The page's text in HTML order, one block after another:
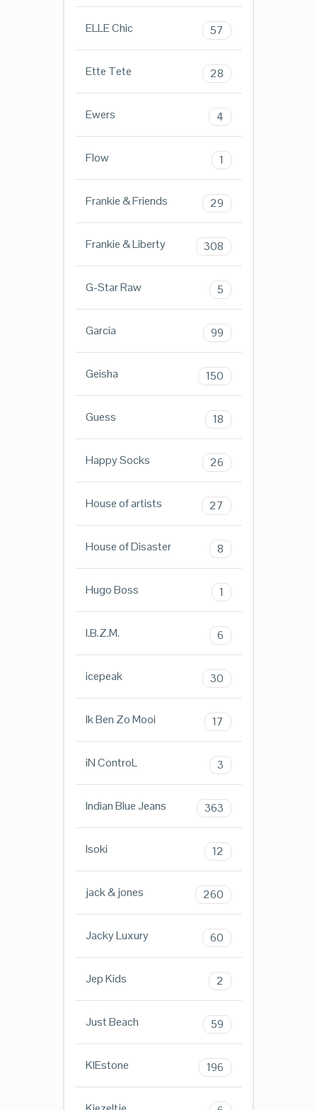
ELLE Chic 57
Ette Tete 28
Ewers 4
Flow 1
Frankie & Friends 29
Frankie & Liberty 308
G-Star Raw 5
Garcia 99
Geisha 150
Guess 18
Happy Socks 26
House of artists 27
House of Disaster 8
Hugo Boss 1
I.B.Z.M. 6
icepeak 30
Ik Ben Zo Mooi 17
iN ControL 3
Indian Blue Jeans 363
Isoki 12
jack & jones 260
Jacky Luxury 60
Jep Kids 2
Just Beach 59
KIEstone 196